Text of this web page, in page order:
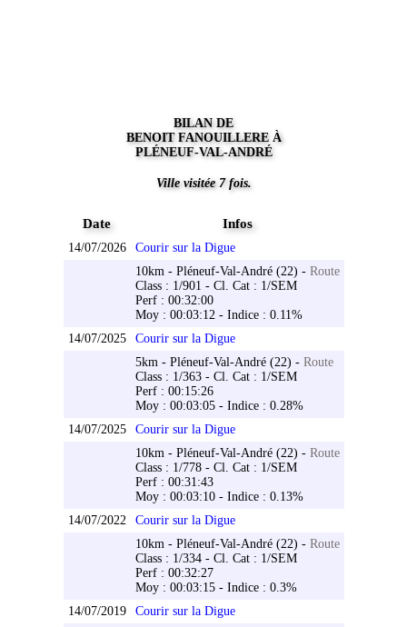
BILAN DE
BENOIT FANOUILLERE À
PLÉNEUF-VAL-ANDRÉ
Ville visitée 7 fois.
Date Infos
14/07/2026
Courir sur la Digue
10km - Pléneuf-Val-André (22) - Route
Class : 1/901 - Cl. Cat : 1/SEM
Perf : 00:32:00
Moy : 00:03:12 - Indice : 0.11%
14/07/2025
Courir sur la Digue
5km - Pléneuf-Val-André (22) - Route
Class : 1/363 - Cl. Cat : 1/SEM
Perf : 00:15:26
Moy : 00:03:05 - Indice : 0.28%
14/07/2025
Courir sur la Digue
10km - Pléneuf-Val-André (22) - Route
Class : 1/778 - Cl. Cat : 1/SEM
Perf : 00:31:43
Moy : 00:03:10 - Indice : 0.13%
14/07/2022
Courir sur la Digue
10km - Pléneuf-Val-André (22) - Route
Class : 1/334 - Cl. Cat : 1/SEM
Perf : 00:32:27
Moy : 00:03:15 - Indice : 0.3%
14/07/2019
Courir sur la Digue